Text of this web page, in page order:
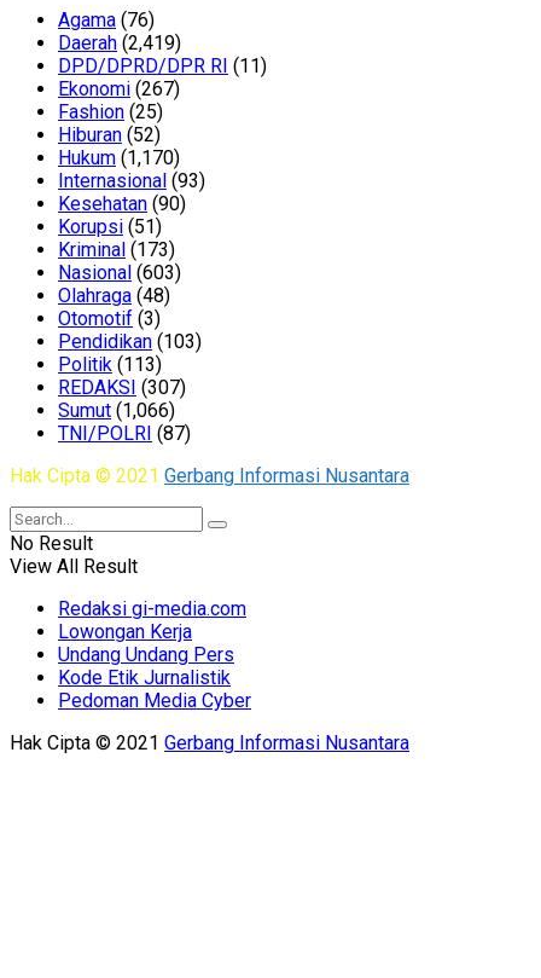
Agama (76)
Daerah (2,419)
DPD/DPRD/DPR RI (11)
Ekonomi (267)
Fashion (25)
Hiburan (52)
Hukum (1,170)
Internasional (93)
Kesehatan (90)
Korupsi (51)
Kriminal (173)
Nasional (603)
Olahraga (48)
Otomotif (3)
Pendidikan (103)
Politik (113)
REDAKSI (307)
Sumut (1,066)
TNI/POLRI (87)
Hak Cipta © 2021 Gerbang Informasi Nusantara
No Result
View All Result
Redaksi gi-media.com
Lowongan Kerja
Undang Undang Pers
Kode Etik Jurnalistik
Pedoman Media Cyber
Hak Cipta © 2021 Gerbang Informasi Nusantara